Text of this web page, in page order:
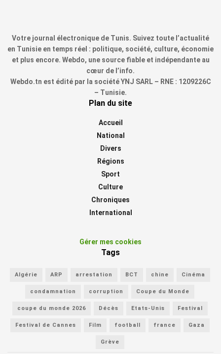
Votre journal électronique de Tunis. Suivez toute l’actualité
en Tunisie en temps réel : politique, société, culture, économie
et plus encore. Webdo, une source fiable et indépendante au
cœur de l’info.
Webdo.tn est édité par la société YNJ SARL – RNE : 1209226C
– Tunisie.
Plan du site
Accueil
National
Divers
Régions
Sport
Culture
Chroniques
International
Gérer mes cookies
Tags
Algérie ARP arrestation BCT chine Cinéma
condamnation corruption Coupe du Monde
coupe du monde 2026 Décès Etats-Unis Festival
Festival de Cannes Film football france Gaza
Grève